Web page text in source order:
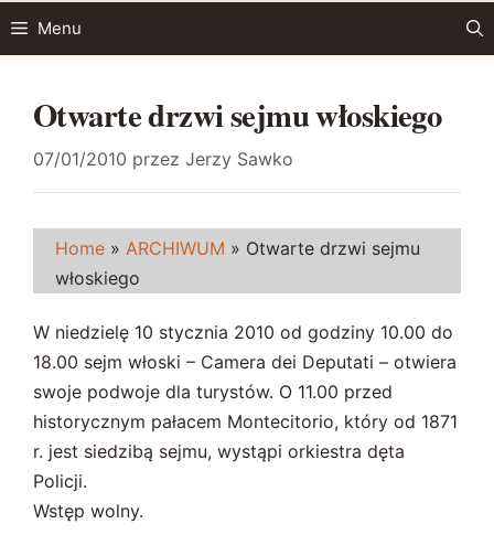
Menu
Otwarte drzwi sejmu włoskiego
07/01/2010 przez Jerzy Sawko
Home » ARCHIWUM » Otwarte drzwi sejmu
włoskiego
W niedzielę 10 stycznia 2010 od godziny 10.00 do
18.00 sejm włoski – Camera dei Deputati – otwiera
swoje podwoje dla turystów. O 11.00 przed
historycznym pałacem Montecitorio, który od 1871
r. jest siedzibą sejmu, wystąpi orkiestra dęta
Policji.
Wstęp wolny.